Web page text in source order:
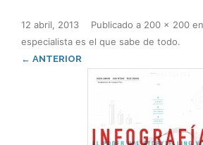
Publicado
12 abril, 2013 a 200 × 200 en
especialista es el que sabe de todo.
← ANTERIOR